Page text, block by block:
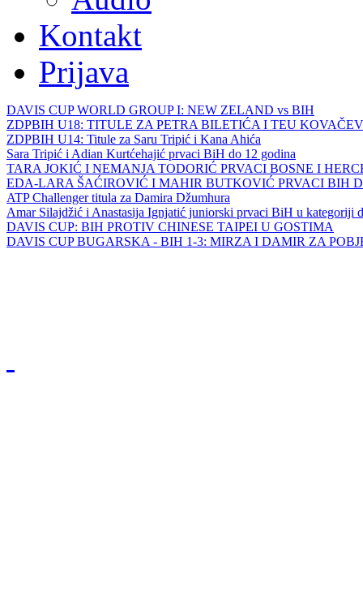
Kontakt
Prijava
DAVIS CUP WORLD GROUP I: NEW ZELAND vs BIH
ZDPBIH U18: TITULE ZA PETRA BILETIĆA I TEU
ZDPBIH U14: Titule za Saru Tripić i Kana Ahića
Sara Tripić i Adian Kurtćehajić prvaci BiH do 12 godina
TARA JOKIĆ I NEMANJA TODORIĆ PRVACI BOSNE I
EDA-LARA ŠAĆIROVIĆ I MAHIR BUTKOVIĆ PRVACI BIH
ATP Challenger titula za Damira Džumhura
Amar Silajdžić i Anastasija Ignjatić juniorski prvaci BiH u kategoriji
DAVIS CUP: BIH PROTIV CHINESE TAIPEI U GOSTIMA
DAVIS CUP BUGARSKA - BIH 1-3: MIRZA I DAMIR ZA